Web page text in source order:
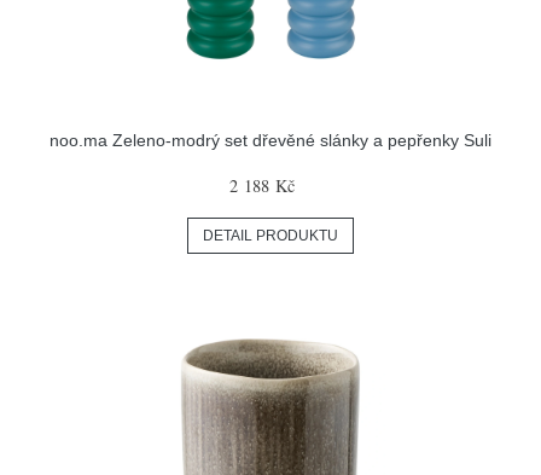
noo.ma Zeleno-modrý set dřevěné slánky a pepřenky Suli
2 188 Kč
DETAIL PRODUKTU